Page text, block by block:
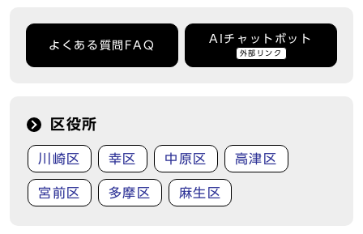
よくある質問FAQ
AIチャットボット
外部リンク
区役所
川崎区 幸区 中原区 高津区
宮前区 多摩区 麻生区